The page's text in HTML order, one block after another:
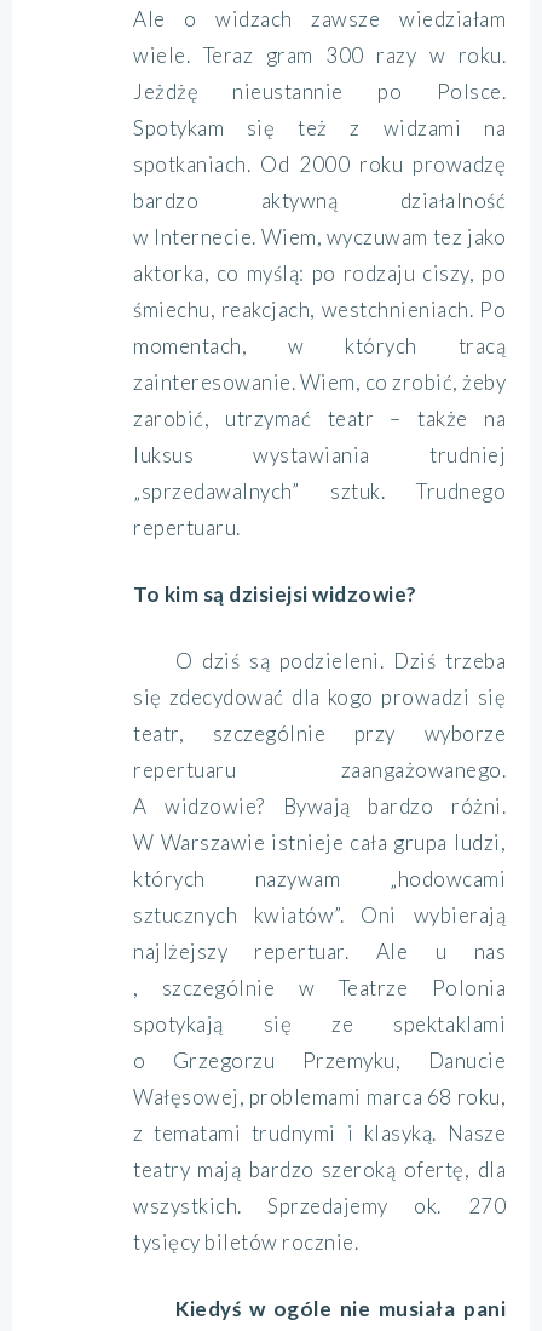
Ale o widzach zawsze wiedziałam
wiele. Teraz gram 300 razy w roku.
Jeżdżę nieustannie po Polsce.
Spotykam się też z widzami na
spotkaniach. Od 2000 roku prowadzę
bardzo aktywną działalność
w Internecie. Wiem, wyczuwam tez jako
aktorka, co myślą: po rodzaju ciszy, po
śmiechu, reakcjach, westchnieniach. Po
momentach, w których tracą
zainteresowanie. Wiem, co zrobić, żeby
zarobić, utrzymać teatr – także na
luksus wystawiania trudniej
„sprzedawalnych” sztuk. Trudnego
repertuaru.
To kim są dzisiejsi widzowie?
O dziś są podzieleni. Dziś trzeba
się zdecydować dla kogo prowadzi się
teatr, szczególnie przy wyborze
repertuaru zaangażowanego.
A widzowie? Bywają bardzo różni.
W Warszawie istnieje cała grupa ludzi,
których nazywam „hodowcami
sztucznych kwiatów”. Oni wybierają
najlżejszy repertuar. Ale u nas
, szczególnie w Teatrze Polonia
spotykają się ze spektaklami
o Grzegorzu Przemyku, Danucie
Wałęsowej, problemami marca 68 roku,
z tematami trudnymi i klasyką. Nasze
teatry mają bardzo szeroką ofertę, dla
wszystkich. Sprzedajemy ok. 270
tysięcy biletów rocznie.
Kiedyś w ogóle nie musiała pani